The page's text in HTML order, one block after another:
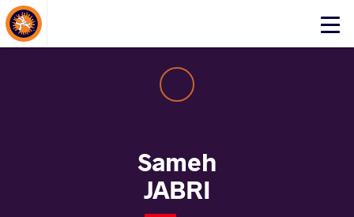
Click
About Events
Sameh
JABRI